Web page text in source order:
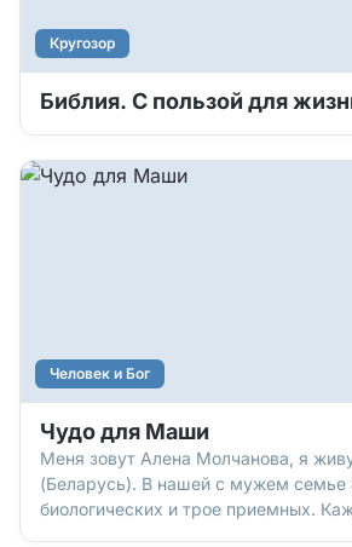
Кругозор
Библия. С пользой для
Человек и Бог
Чудо для Маши
Меня зовут Алена Молчанова, я
(Беларусь). В нашей с мужем семье
биологических и трое приемных.